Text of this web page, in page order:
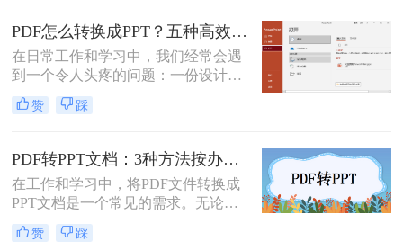
要将PDF文件转换为PPT格式，以便
进行编辑、修改或演示。那么pdf怎么
转换成ppt呢？本文将详细介绍几种将
PDF转换为PPT的方法，帮助您轻松
实现文件格式的转换。
PDF怎么转换成PPT？五种高效方法，适用不同场景全解析！
在日常工作和学习中，我们经常会遇
到一个令人头疼的问题：一份设计精
美、内容详实的PDF文档，需要被转
换为可编辑、可演示的
修改内容、调整逻辑，或是直接用于
会议汇报。然而，由于PDF格式本身
是为了稳定显示而非编辑而设计的，
这项转换工作常常伴随着格式错乱、
排版混乱、图片丢失等“车祸现场”。
赞 踩
PDF转PPT文档：3种方法按办公场景（汇报/教学/合同）选择！
在工作和学习中，将PDF文件转换成
PPT文档是一个常见的需求。无论是
为了制作演示文稿、提取内容还是重
新排版，掌握几种有效的转换方法都
赞 踩